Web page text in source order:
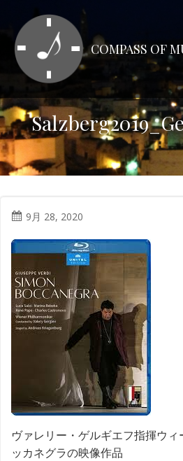
テ
ン
ツ
ス
キ
ッ
プ
COMPASS OF
9月 28, 2020
ヴァレリー・ゲルギエフ指揮ウ
ッカネグラの映像作品